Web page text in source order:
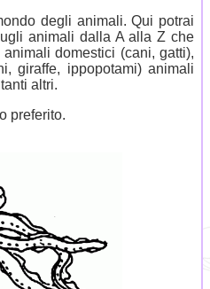
degli animali. Qui potrai
animali dalla A alla Z che
domestici (cani, gatti),
giraffe, ippopotami) animali
altri.
preferito.